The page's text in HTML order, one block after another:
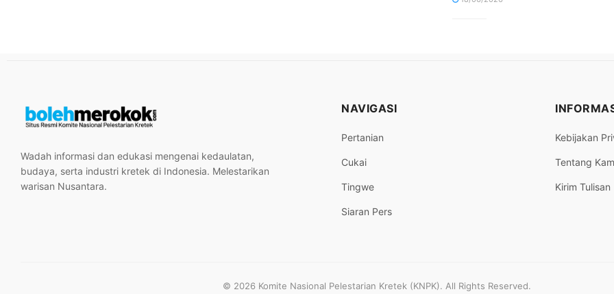
Wadah informasi dan edukasi mengenai kedaulatan,
budaya, serta industri kretek di Indonesia. Melestarikan
warisan Nusantara.
NAVIGASI
Pertanian
Cukai
Tingwe
Siaran Pers
Kebijakan
Tentang
Kirim Tulisan
© 2026 Komite Nasional Pelestarian Kretek (KNPK). All Rights Reserved.